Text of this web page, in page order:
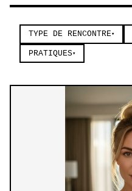
TYPE DE RENCONTRE▾
PRATIQUES▾